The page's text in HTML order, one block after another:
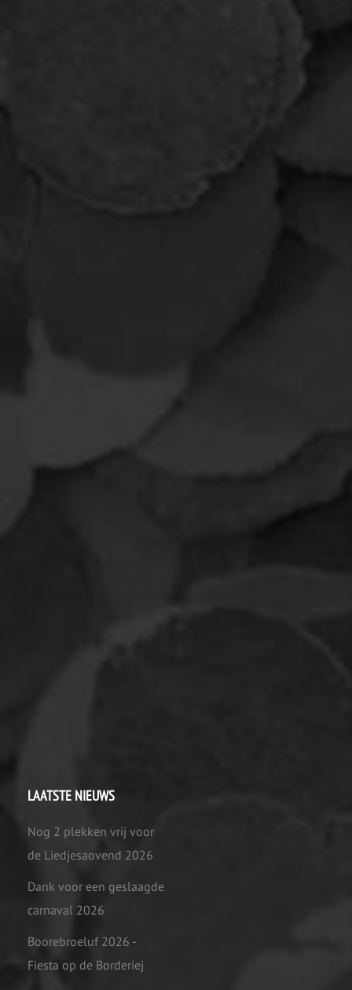
LAATSTE NIEUWS
Nog 2 plekken vrij voor
de Liedjesaovend 2026
Dank voor een geslaagde
carnaval 2026
Boorebroeluf 2026 -
Fiesta op de Borderiej